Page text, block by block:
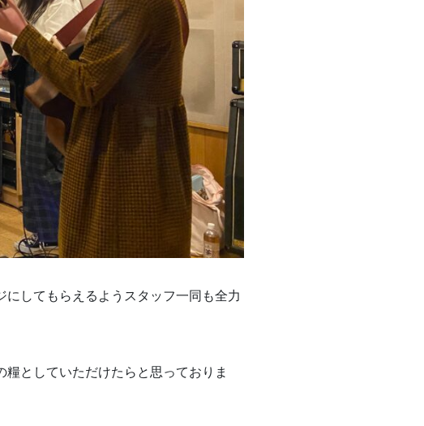
してもらえるようスタッフ一同も全力
としていただけたらと思っておりま